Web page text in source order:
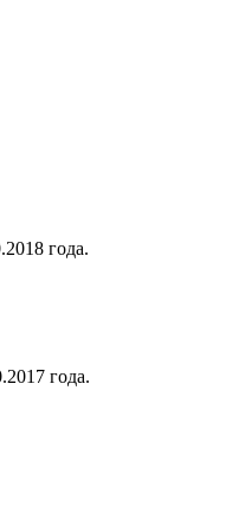
года.
года.